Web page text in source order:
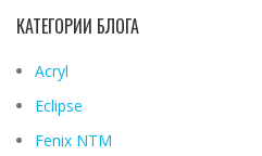
КАТЕГОРИИ БЛОГА
Acryl
Eclipse
Fenix ​​NTM